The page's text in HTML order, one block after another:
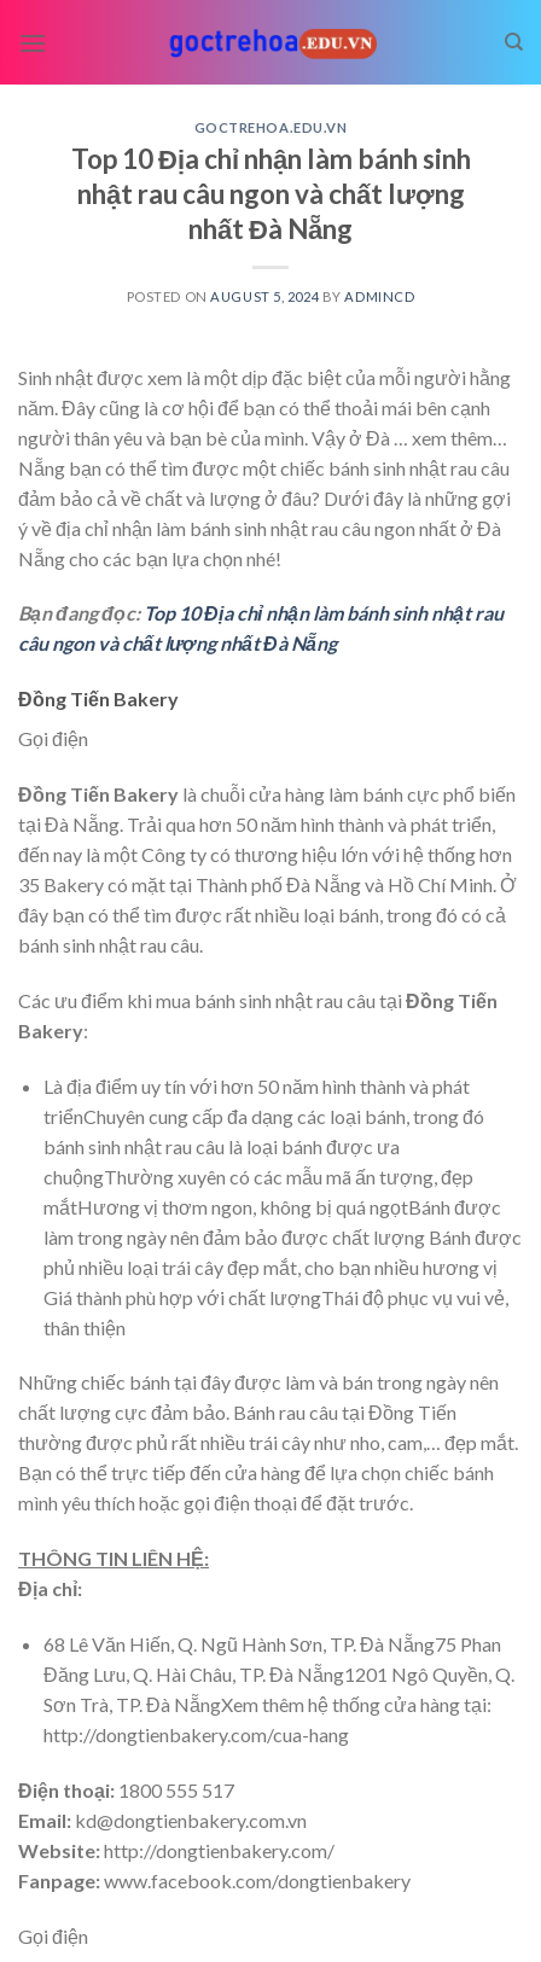
GOCTREHOA.EDU.VN
Top 10 Địa chỉ nhận làm bánh sinh
nhật rau câu ngon và chất lượng
nhất Đà Nẵng
POSTED ON AUGUST 5, 2024 BY ADMINCD
Sinh nhật được xem là một dịp đặc biệt của mỗi người hằng
năm. Đây cũng là cơ hội để bạn có thể thoải mái bên cạnh
người thân yêu và bạn bè của mình. Vậy ở Đà
… xem thêm…
Nẵng bạn có thể tìm được một chiếc bánh sinh nhật rau câu
đảm bảo cả về chất và lượng ở đâu? Dưới đây là những gợi
ý về địa chỉ nhận làm bánh sinh nhật rau câu ngon nhất ở Đà
Nẵng cho các bạn lựa chọn nhé!
Bạn đang đọc: Top 10 Địa chỉ nhận làm bánh sinh nhật rau
câu ngon và chất lượng nhất Đà Nẵng
Đồng Tiến Bakery
Gọi điện
Đồng Tiến Bakery là chuỗi cửa hàng làm bánh cực phổ biến
tại Đà Nẵng. Trải qua hơn 50 năm hình thành và phát triển,
đến nay là một Công ty có thương hiệu lớn với hệ thống hơn
35 Bakery có mặt tại Thành phố Đà Nẵng và Hồ Chí Minh. Ở
đây bạn có thể tìm được rất nhiều loại bánh, trong đó có cả
bánh sinh nhật rau câu.
Các ưu điểm khi mua bánh sinh nhật rau câu tại Đồng Tiến
Bakery:
Là địa điểm uy tín với hơn 50 năm hình thành và phát
triểnChuyên cung cấp đa dạng các loại bánh, trong đó
bánh sinh nhật rau câu là loại bánh được ưa
chuộngThường xuyên có các mẫu mã ấn tượng, đẹp
mắtHương vị thơm ngon, không bị quá ngọtBánh được
làm trong ngày nên đảm bảo được chất lượng Bánh được
phủ nhiều loại trái cây đẹp mắt, cho bạn nhiều hương vị
Giá thành phù hợp với chất lượngThái độ phục vụ vui vẻ,
thân thiện
Những chiếc bánh tại đây được làm và bán trong ngày nên
chất lượng cực đảm bảo. Bánh rau câu tại Đồng Tiến
thường được phủ rất nhiều trái cây như nho, cam,… đẹp mắt.
Bạn có thể trực tiếp đến cửa hàng để lựa chọn chiếc bánh
mình yêu thích hoặc gọi điện thoại để đặt trước.
THÔNG TIN LIÊN HỆ:
Địa chỉ:
68 Lê Văn Hiến, Q. Ngũ Hành Sơn, TP. Đà Nẵng75 Phan
Đăng Lưu, Q. Hài Châu, TP. Đà Nẵng1201 Ngô Quyền, Q.
Sơn Trà, TP. Đà NẵngXem thêm hệ thống cửa hàng tại:
http://dongtienbakery.com/cua-hang
Điện thoại: 1800 555 517
Email: kd@dongtienbakery.com.vn
Website:http://dongtienbakery.com/
Fanpage:www.facebook.com/dongtienbakery
Gọi điện